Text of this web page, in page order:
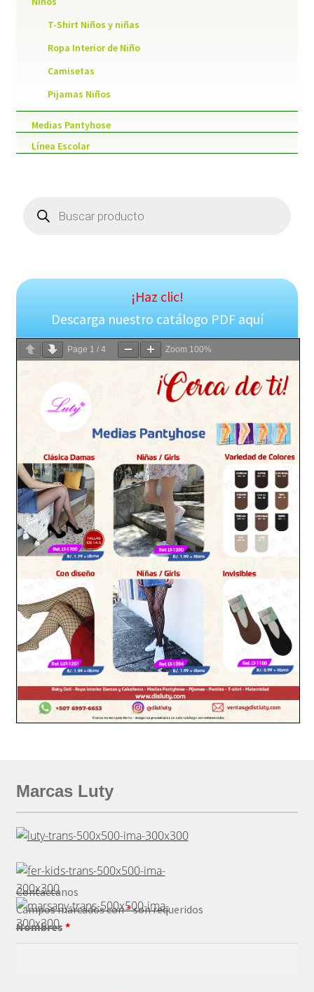
T-Shirt Niños y niñas
Ropa Interior de Niño
Camisetas
Pijamas Niños
Medias Pantyhose
Línea Escolar
search
¡Haz clic!
Descarga nuestro catálogo PDF aquí
Page 1 / 4 Zoom 100%
Marcas Luty
Contáctanos
Campos marcados con*son requeridos
Nombres *